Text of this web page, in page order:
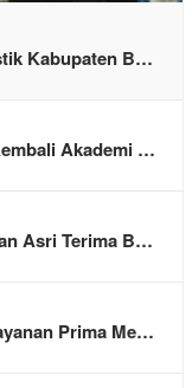
Kabupaten B…
Akademi …
Asri Terima B…
Prima Me…